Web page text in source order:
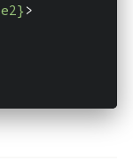
>